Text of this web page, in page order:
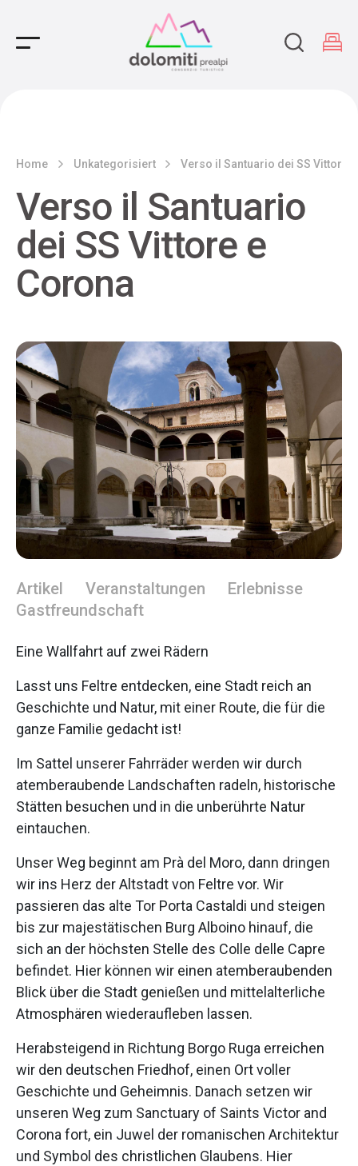
Main Navigation
Home Unkategorisiert Verso il Santuario dei SS Vittore
Verso il Santuario
dei SS Vittore e
Corona
Artikel Veranstaltungen
Erlebnisse
Gastfreundschaft
Eine Wallfahrt auf zwei Rädern
Lasst uns Feltre entdecken, eine Stadt reich an
Geschichte und Natur, mit einer Route, die für die
ganze Familie gedacht ist!
Im Sattel unserer Fahrräder werden wir durch
atemberaubende Landschaften radeln, historische
Stätten besuchen und in die unberührte Natur
eintauchen.
Unser Weg beginnt am Prà del Moro, dann dringen
wir ins Herz der Altstadt von Feltre vor. Wir
passieren das alte Tor Porta Castaldi und steigen
bis zur majestätischen Burg Alboino hinauf, die
sich an der höchsten Stelle des Colle delle Capre
befindet. Hier können wir einen atemberaubenden
Blick über die Stadt genießen und mittelalterliche
Atmosphären wiederaufleben lassen.
Herabsteigend in Richtung Borgo Ruga erreichen
wir den deutschen Friedhof, einen Ort voller
Geschichte und Geheimnis. Danach setzen wir
unseren Weg zum Sanctuary of Saints Victor and
Corona fort, ein Juwel der romanischen Architektur
und Symbol des christlichen Glaubens. Hier